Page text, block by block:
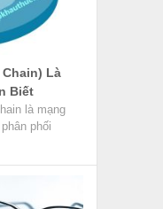
Là
Biết
là mạng
phối